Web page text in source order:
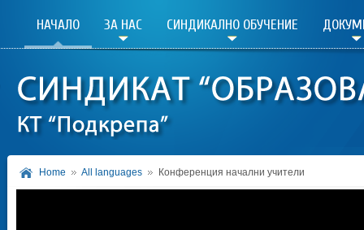
НАЧАЛО ЗА НАС СИНДИКАЛНО ОБУЧЕНИЕ
Home All languages Конференция начални учители